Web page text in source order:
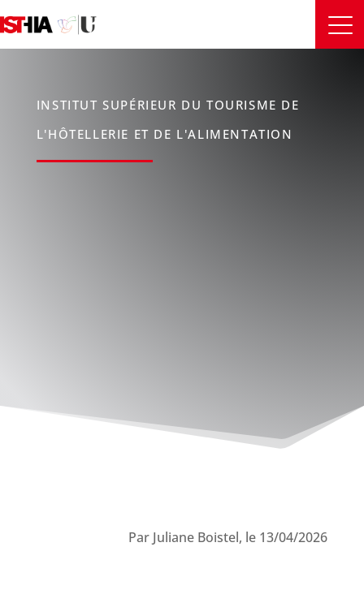
INSTITUT SUPÉRIEUR DU TOURISME DE
L'HÔTELLERIE ET DE L'ALIMENTATION
Par Juliane Boistel, le 13/04/2026